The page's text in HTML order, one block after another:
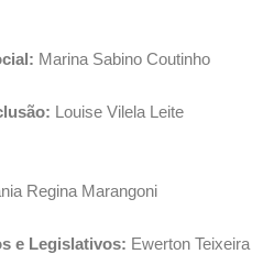
Marina Sabino Coutinho
Louise Vilela Leite
Regina Marangoni
e Legislativos: Ewerton Teixeira